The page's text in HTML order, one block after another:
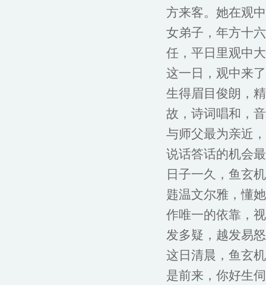
方来客。她在观
女弟子，年方十
任，平日里观中
这一日，观中来
生得眉目俊朗，
故，诗词唱和，
与师父最为亲近
说话答话的机会
日子一久，鱼玄
韪温文尔雅，懂
作唯一的依靠，
发多疑，越发易
这日清晨，鱼玄
是前来，你好生